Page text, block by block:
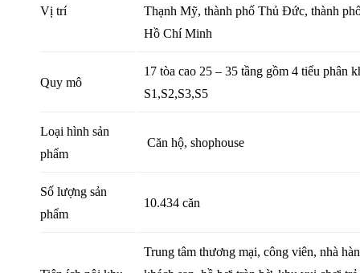
Vị trí
Thạnh Mỹ, thành phố Thủ Đức, thành
Hồ Chí Minh
Quy mô
17 tòa cao 25 – 35 tầng gồm 4 tiểu phân
S1,S2,S3,S5
Loại hình sản
phẩm
Căn hộ, shophouse
Số lượng sản
phẩm
10.434 căn
Trung tâm thương mại, công viên, nhà